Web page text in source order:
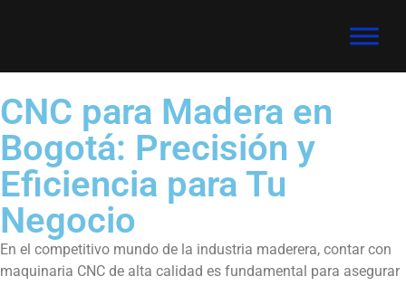
CNC para Madera en
Bogotá: Precisión y
Eficiencia para Tu
Negocio
En el competitivo mundo de la industria maderera, contar con
maquinaria CNC de alta calidad es fundamental para asegurar